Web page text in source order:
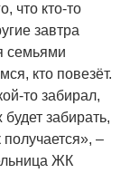
что кто-то
завтра
семьями
кто повезёт.
то забирал,
забирать,
получается», –
ЖК